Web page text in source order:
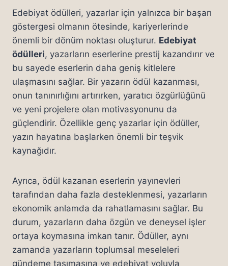
Edebiyat ödülleri, yazarlar için yalnızca bir başarı
göstergesi olmanın ötesinde, kariyerlerinde
önemli bir dönüm noktası oluşturur. Edebiyat
ödülleri, yazarların eserlerine prestij kazandırır ve
bu sayede eserlerin daha geniş kitlelere
ulaşmasını sağlar. Bir yazarın ödül kazanması,
onun tanınırlığını artırırken, yaratıcı özgürlüğünü
ve yeni projelere olan motivasyonunu da
güçlendirir. Özellikle genç yazarlar için ödüller,
yazın hayatına başlarken önemli bir teşvik
kaynağıdır.
Ayrıca, ödül kazanan eserlerin yayınevleri
tarafından daha fazla desteklenmesi, yazarların
ekonomik anlamda da rahatlamasını sağlar. Bu
durum, yazarların daha özgün ve deneysel işler
ortaya koymasına imkan tanır. Ödüller, aynı
zamanda yazarların toplumsal meseleleri
gündeme taşımasına ve edebiyat yoluyla